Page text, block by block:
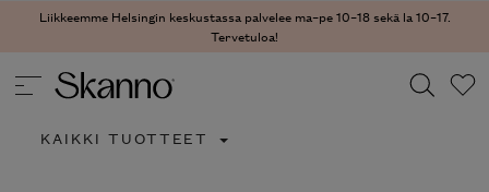
Liikkeemme Helsingin keskustassa palvelee ma–pe 10–18 sekä la 10–17.
Tervetuloa!
KAIKKI TUOTTEET